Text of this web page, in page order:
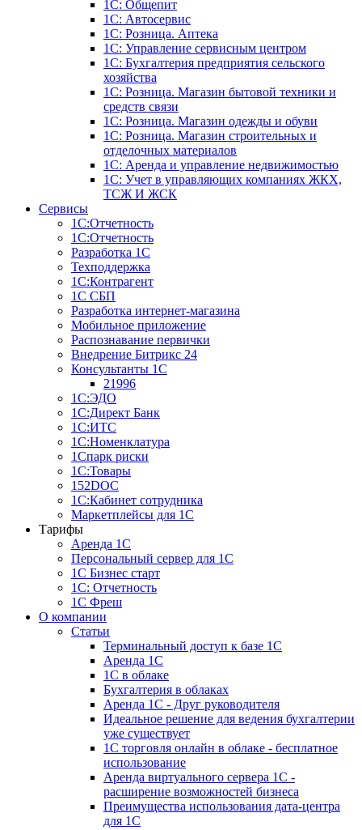
1C: Общепит
1С: Автосервис
1С: Розница. Аптека
1С: Управление сервисным центром
1С: Бухгалтерия предприятия сельского
хозяйства
1С: Розница. Магазин бытовой техники и
средств связи
1С: Розница. Магазин одежды и обуви
1С: Розница. Магазин строительных и
отделочных материалов
1С: Аренда и управление недвижимостью
1C: Учет в управляющих компаниях ЖКХ,
ТСЖ И ЖСК
Сервисы
1С:Отчетность
1С:Отчетность
Разработка 1С
Техподдержка
1С:Контрагент
1С СБП
Разработка интернет-магазина
Мобильное приложение
Распознавание первички
Внедрение Битрикс 24
Консультанты 1С
21996
1С:ЭДО
1С:Директ Банк
1С:ИТС
1С:Номенклатура
1Спарк риски
1С:Товары
152DOC
1С:Кабинет сотрудника
Маркетплейсы для 1С
Тарифы
Аренда 1С
Персональный сервер для 1С
1С Бизнес старт
1С: Отчетность
1C Фреш
О компании
Статьи
Терминальный доступ к базе 1С
Аренда 1С
1С в облаке
Бухгалтерия в облаках
Аренда 1С - Друг руководителя
Идеальное решение для ведения бухгалтерии
уже существует
1С торговля онлайн в облаке - бесплатное
использование
Аренда виртуального сервера 1С -
расширение возможностей бизнеса
Преимущества использования дата-центра
для 1С